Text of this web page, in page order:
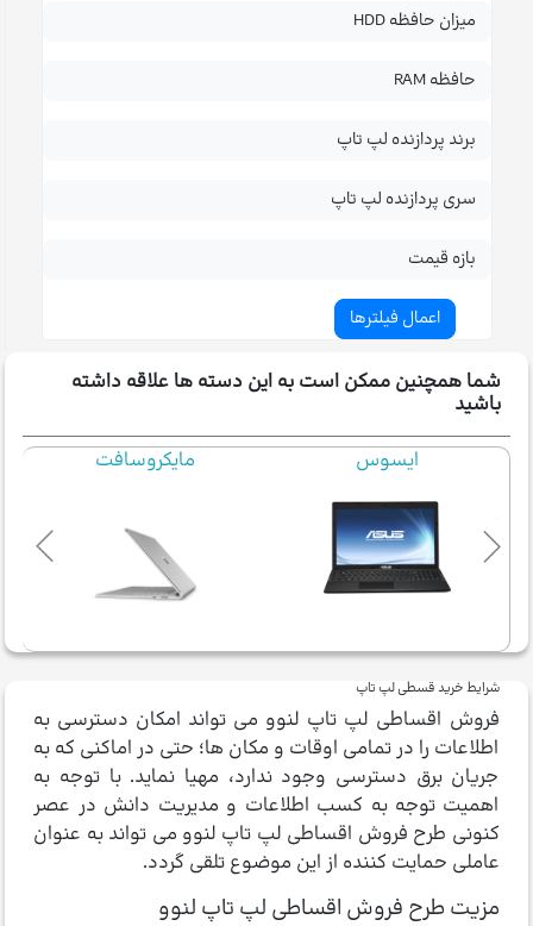
میزان حافظه HDD
حافظه RAM
برند پردازنده لپ تاپ
سری پردازنده لپ تاپ
بازه قیمت
شما همچنین ممکن است به این دسته ها علاقه داشته
باشید
ایسوس
مایکروسافت
شرایط خرید قسطی لپ تاپ
فروش اقساطی لپ تاپ لنوو می ­تواند امکان دسترسی به
اطلاعات را در تمامی اوقات و مکان ها؛ حتی در اماکنی که به
جریان برق دسترسی وجود ندارد، مهیا نماید. با توجه به
اهمیت توجه به کسب اطلاعات و مدیریت دانش در عصر
کنونی طرح فروش اقساطی لپ تاپ لنوو می ­تواند به عنوان
عاملی حمایت کننده از این موضوع تلقی گردد.
مزیت طرح فروش اقساطی لپ تاپ لنوو